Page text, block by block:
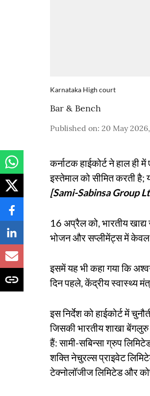
Karnataka High court
Bar & Bench
Published on: 20 May
कर्नाटक हाईकोर्ट ने हाल
इस्तेमाल को सीमित करती है;
[Sami-Sabinsa Group
16 अप्रैल को, भारतीय खाद्य
भोजन और सप्लीमेंट्स में केवल
इसमें यह भी कहा गया कि
दिन पहले, केंद्रीय स्वास्थ्य
इस निर्देश को हाईकोर्ट में
जिसकी भारतीय शाखा
हैं: सामी-सबिन्सा ग्रुप
शक्ति नेचुरल्स प्राइवेट
टेक्नोलॉजीज लिमिटेड और